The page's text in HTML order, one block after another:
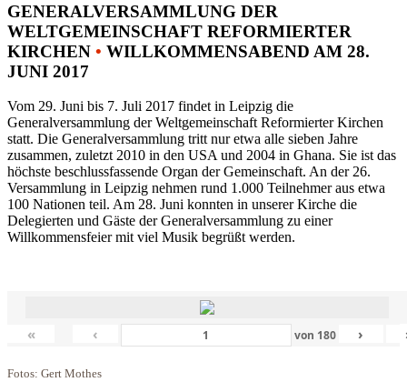
GENERALVERSAMMLUNG DER
WELTGEMEINSCHAFT REFORMIERTER
KIRCHEN • WILLKOMMENSABEND AM 28.
JUNI 2017
Vom 29. Juni bis 7. Juli 2017 findet in Leipzig die
Generalversammlung der Weltgemeinschaft Reformierter Kirchen
statt. Die Generalversammlung tritt nur etwa alle sieben Jahre
zusammen, zuletzt 2010 in den USA und 2004 in Ghana. Sie ist das
höchste beschlussfassende Organ der Gemeinschaft. An der 26.
Versammlung in Leipzig nehmen rund 1.000 Teilnehmer aus etwa
100 Nationen teil. Am 28. Juni konnten in unserer Kirche die
Delegierten und Gäste der Generalversammlung zu einer
Willkommensfeier mit viel Musik begrüßt werden.
« ‹ von 180 ›
Fotos: Gert Mothes